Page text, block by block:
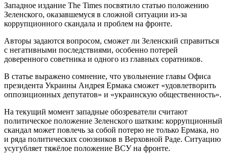
Западное издание The Times посвятило статью положению
Зеленского, оказавшемуся в сложной ситуации из-за
коррупционного скандала и проблем на фронте.
Авторы задаются вопросом, сможет ли Зеленский справиться
с негативными последствиями, особенно потерей
доверенного советника и одного из главных соратников.
В статье выражено сомнение, что увольнение главы Офиса
президента Украины Андрея Ермака сможет «удовлетворить
оппозиционных депутатов» и «украинскую общественность».
На текущий момент западные обозреватели считают
политическое положение Зеленского шатким: коррупционный
скандал может повлечь за собой потерю не только Ермака, но
и ряда политических союзников в Верховной Раде. Ситуацию
усугубляет тяжёлое положение ВСУ на фронте.